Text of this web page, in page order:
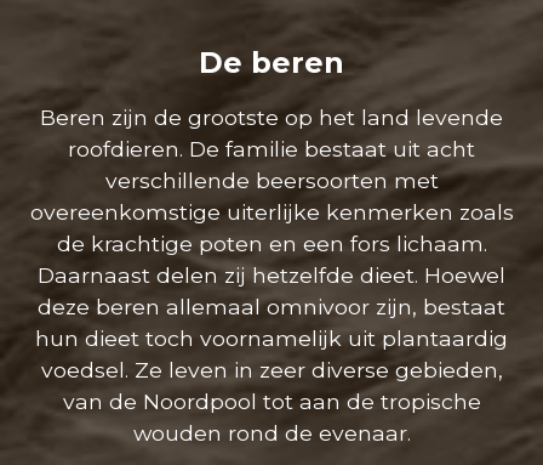
De beren
Beren zijn de grootste op het land levende
roofdieren. De familie bestaat uit acht
verschillende beersoorten met
overeenkomstige uiterlijke kenmerken zoals
de krachtige poten en een fors lichaam.
Daarnaast delen zij hetzelfde dieet. Hoewel
deze beren allemaal omnivoor zijn, bestaat
hun dieet toch voornamelijk uit plantaardig
voedsel. Ze leven in zeer diverse gebieden,
van de Noordpool tot aan de tropische
wouden rond de evenaar.